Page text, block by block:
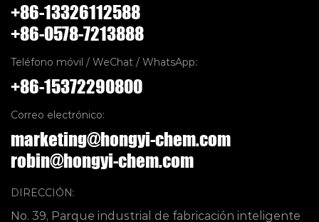
+86-13326112588
+86-0578-7213888
Teléfono móvil / WeChat / WhatsApp:
+86-15372290800
Correo electrónico:
marketing@hongyi-chem.com
robin@hongyi-chem.com
DIRECCIÓN:
No. 39, Parque industrial de fabricación inteligente